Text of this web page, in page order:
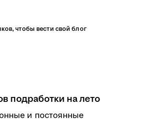
чтобы вести свой блог
подработки на лето
и постоянные